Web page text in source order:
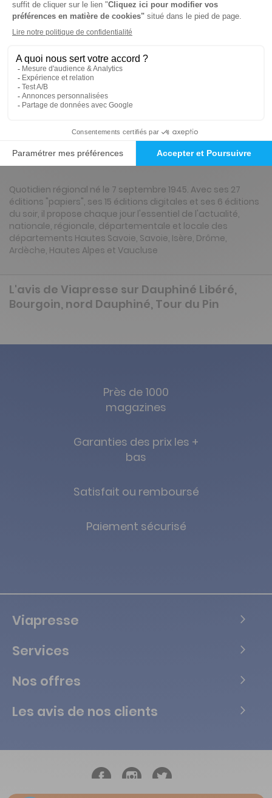
Abonnement 1 an
364 n° • Papier + Web
447€78 Tarif Kiosque :
Tarif France métropolitaine
Renouvellement à date d’anniversaire
Présentation du magazine Dauphiné Libéré,
Bourgoin, nord Dauphiné, Tour du Pin
Quotidien régional né le 7 septembre 1945. Avec ses 27
éditions "papiers", ses 15 éditions digitales et ses 6 éditions
du soir, il propose chaque jour l'essentiel de l'actualité,
nationale, régionale, départementale et locale des
départements Hautes Savoie, Savoie, Isère, Drôme,
Ardèche, Hautes Alpes et Vaucluse
L'avis de Viapresse sur Dauphiné Libéré,
Bourgoin, nord Dauphiné, Tour du Pin
Près de 1000
magazines
Garanties des prix les +
bas
Satisfait ou remboursé
Paiement sécurisé
Viapresse
Services
Nos offres
Les avis de nos clients